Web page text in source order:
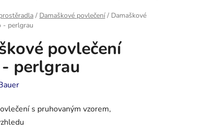
/ Damaškové povlečení / Damaškové
- perlgrau
povlečení
perlgrau
s pruhovaným vzorem,